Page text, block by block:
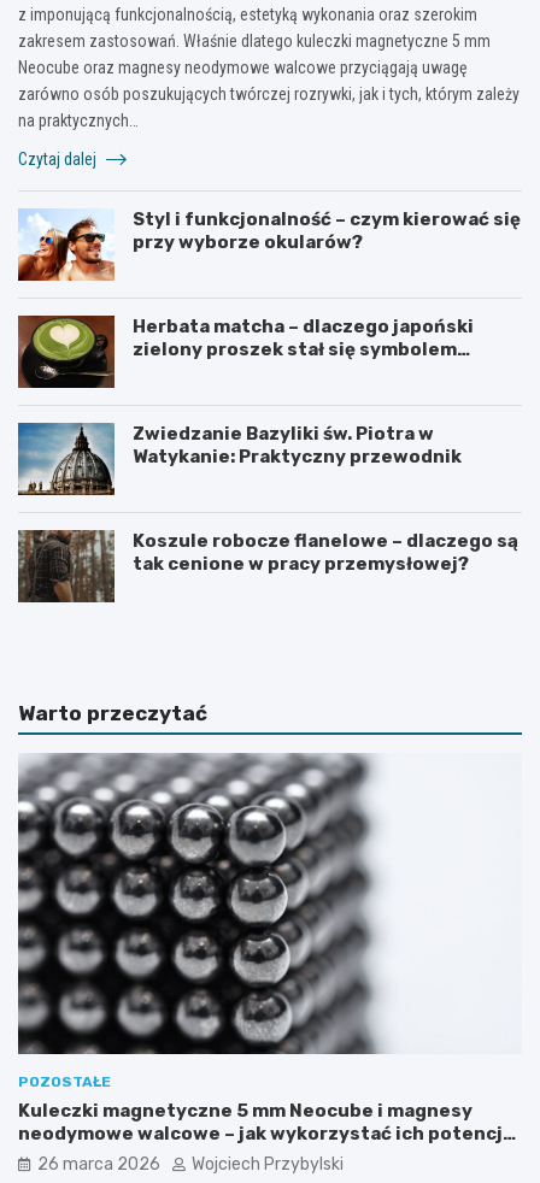
z imponującą funkcjonalnością, estetyką wykonania oraz szerokim
zakresem zastosowań. Właśnie dlatego kuleczki magnetyczne 5 mm
Neocube oraz magnesy neodymowe walcowe przyciągają uwagę
zarówno osób poszukujących twórczej rozrywki, jak i tych, którym zależy
na praktycznych…
Czytaj dalej
Styl i funkcjonalność – czym kierować się
przy wyborze okularów?
Herbata matcha – dlaczego japoński
zielony proszek stał się symbolem
Zwiedzanie Bazyliki św. Piotra w
Watykanie: Praktyczny przewodnik
Koszule robocze flanelowe – dlaczego są
tak cenione w pracy przemysłowej?
C
i
ć
,
g
d
y
z
b
l
i
ż
a
s
i
ę
h
u
r
a
C
n
i
e
w
i
e
d
z
i
a
ł
e
ś
o
t
a
j
e
i
Warto przeczytać
POZOSTAŁE
Kuleczki magnetyczne 5 mm Neocube i magnesy
neodymowe walcowe – jak wykorzystać ich potencjał
w kreatywnych i praktycznych zastosowaniach?
26 marca 2026 Wojciech Przybylski